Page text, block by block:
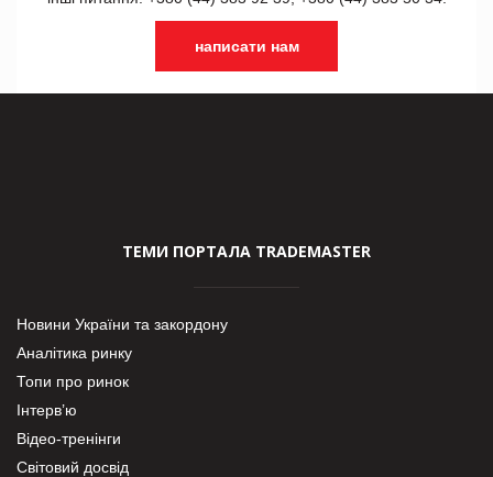
написати нам
ТЕМИ ПОРТАЛА TRADEMASTER
Новини України та закордону
Аналітика ринку
Топи про ринок
Інтерв’ю
Відео-тренінги
Світовий досвід